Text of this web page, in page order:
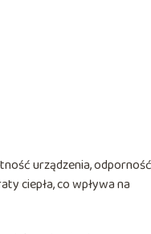
urządzenia,
ciepła, co wpływa na